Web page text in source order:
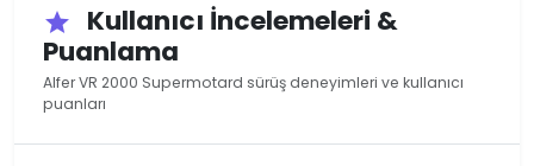
star
Kullanıcı İncelemeleri &
Puanlama
Alfer VR 2000 Supermotard sürüş deneyimleri ve kullanıcı
puanları